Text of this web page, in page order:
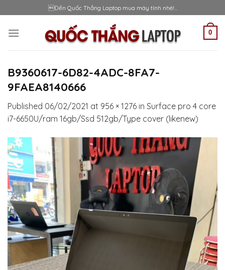
to
content
Đến Quốc Thắng Laptop mua máy tính nhé!...
0
B9360617-6D82-4ADC-8FA7-
9FAEA8140666
Published 06/02/2021 at 956 × 1276 in Surface pro 4 core
i7-6650U/ram 16gb/Ssd 512gb/Type cover (likenew)